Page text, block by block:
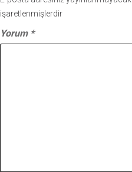
işaretlenmişlerdir
Yorum *